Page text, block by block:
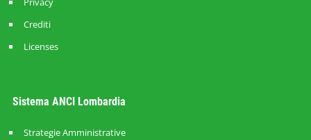
Crediti
Licenses
Sistema ANCI Lombardia
Strategie Amministrative